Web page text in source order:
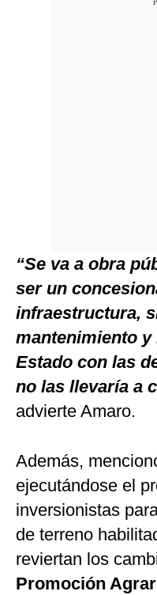
“Se va a obra
ser un
infraestructura,
mantenimiento
Estado con las
no las llevaría a
advierte Amaro.
Además,
ejecutándose el
inversionistas
de terreno
reviertan los
Promoción